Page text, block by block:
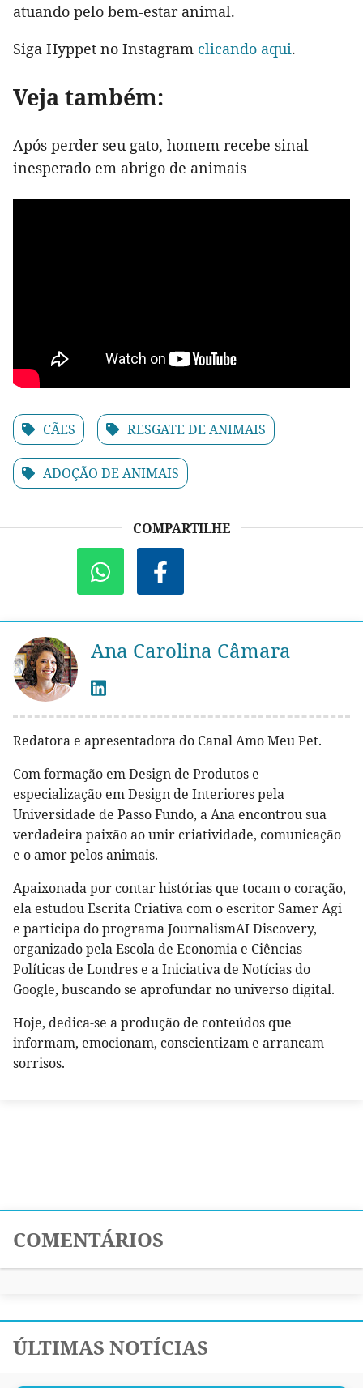
atuando pelo bem-estar animal.
Siga Hyppet no Instagram clicando aqui.
Veja também:
Após perder seu gato, homem recebe sinal
inesperado em abrigo de animais
CÃES RESGATE DE ANIMAIS
ADOÇÃO DE ANIMAIS
COMPARTILHE
Ana Carolina Câmara
Redatora e apresentadora do Canal Amo Meu Pet.
Com formação em Design de Produtos e
especialização em Design de Interiores pela
Universidade de Passo Fundo, a Ana encontrou sua
verdadeira paixão ao unir criatividade, comunicação
e o amor pelos animais.
Apaixonada por contar histórias que tocam o coração,
ela estudou Escrita Criativa com o escritor Samer Agi
e participa do programa JournalismAI Discovery,
organizado pela Escola de Economia e Ciências
Políticas de Londres e a Iniciativa de Notícias do
Google, buscando se aprofundar no universo digital.
Hoje, dedica-se a produção de conteúdos que
informam, emocionam, conscientizam e arrancam
sorrisos.
COMENTÁRIOS
ÚLTIMAS NOTÍCIAS